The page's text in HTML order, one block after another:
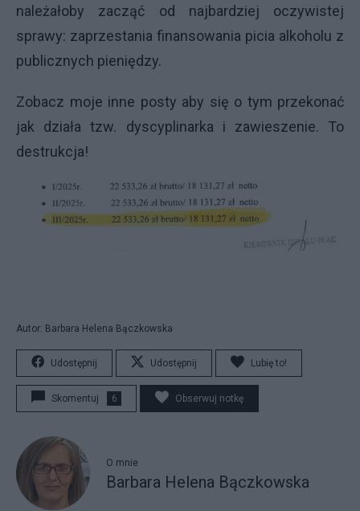
należałoby zacząć od najbardziej oczywistej
sprawy: zaprzestania finansowania picia alkoholu z
publicznych pieniędzy.
Zobacz moje inne posty aby się o tym przekonać
jak działa tzw. dyscyplinarka i zawieszenie. To
destrukcja!
Autor: Barbara Helena Bączkowska
Udostępnij Udostępnij Lubię to!
Skomentuj 6 Obserwuj notkę
O mnie
Barbara Helena Bączkowska